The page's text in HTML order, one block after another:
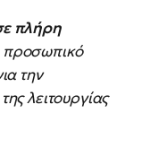
πλήρη
προσωπικό
την
λειτουργίας